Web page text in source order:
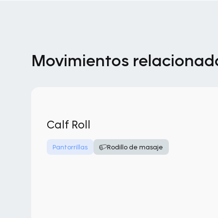
Movimientos
Calf Roll
Pantorrillas Rodillo de masaje